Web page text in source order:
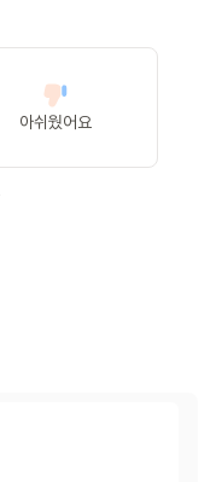
아쉬웠어요